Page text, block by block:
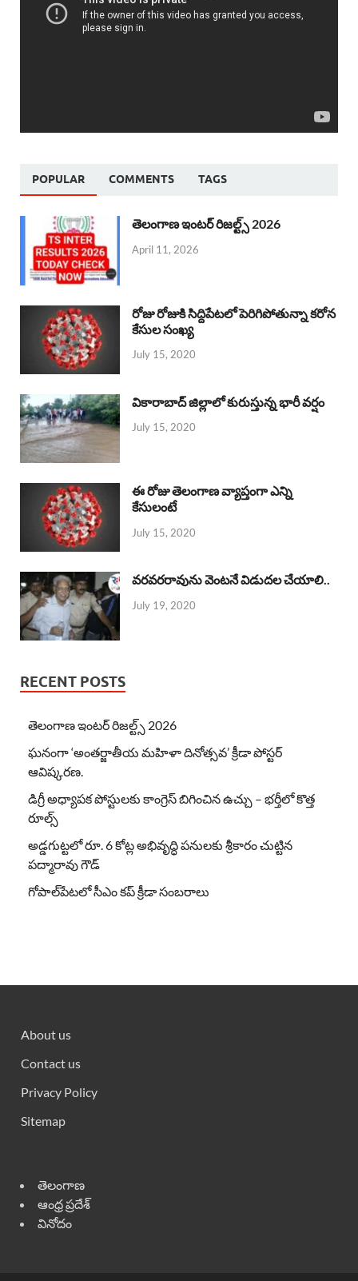
POPULAR COMMENTS TAGS
తెలంగాణ ఇంటర్ రిజల్ట్స్ 2026
April 11, 2026
రోజు రోజుకి సిద్దిపేటలో పెరిగిపోతున్నా కరోన
కేసుల సంఖ్య
July 15, 2020
వికారాబాద్ జిల్లాలో కురుస్తున్న భారీ వర్షం
July 15, 2020
ఈ రోజు తెలంగాణ వ్యాప్తంగా ఎన్ని
కేసులంటే
July 15, 2020
వరవరరావును వెంటనే విడుదల చేయాలి..
July 19, 2020
RECENT POSTS
తెలంగాణ ఇంటర్ రిజల్ట్స్ 2026
ఘనంగా ‘అంతర్జాతీయ మహిళా దినోత్సవ’ క్రీడా పోస్టర్
ఆవిష్కరణ.
డిగ్రీ అధ్యాపక పోస్టులకు కాంగ్రెస్ బిగించిన ఉచ్చు – భర్తీలో కొత్త
రూల్స్
అడ్డగుట్టలో రూ. 6 కోట్ల అభివృద్ధి పనులకు శ్రీకారం చుట్టిన
పద్మారావు గౌడ్
గోపాల్‌పేటలో సీఎం కప్ క్రీడా సంబరాలు
About us
Contact us
Privacy Policy
Sitemap
తెలంగాణ
ఆంధ్ర ప్రదేశ్
వినోదం